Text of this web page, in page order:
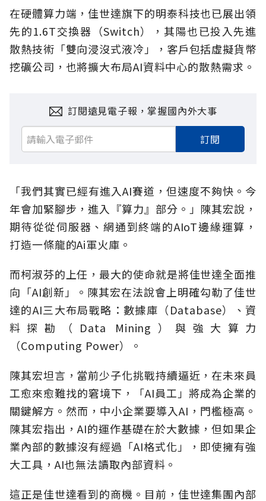
在硬體算力端，佳世達旗下的明泰科技也已展出領
先的1.6T交換器（Switch），其陽也已投入先進
散熱技術「雙向浸沒式液冷」，客戶包括虛擬貨幣
挖礦公司，也將擴大布局AI資料中心的散熱需求。
訂閱遠見電子報，掌握國內外大事
訂閱
「我們其實已經有進入AI賽道，但速度不夠快。今
年會加緊腳步，進入『算力』部分。」陳其宏說，
期待從從伺服器、網通到終端的AIoT邊緣運算，
打造一條龍的Ai軍火庫。
而柯淑芬的上任，最大的使命就是將佳世達全面推
向「AI創新」。陳其宏在法說會上明確勾勒了佳世
達的AI三大布局戰略：數據庫（Database）、資
料探勘（Data Mining）與強大算力
（Computing Power）。
陳其宏坦言，當前少子化挑戰持續逼近，在未來員
工愈來愈難找的窘境下，「AI員工」將成為企業的
關鍵解方。然而，中小企業要導入AI，門檻極高。
陳其宏指出，AI的運作基礎在於大數據，但如果企
業內部的數據沒有經過「AI格式化」，即使擁有強
大工具，AI也無法讀取內部資料。
這正是佳世達看到的商機。目前，佳世達集團內部